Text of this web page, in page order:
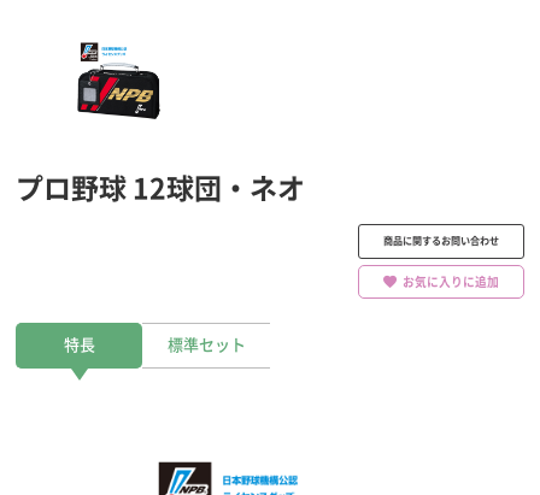
プロ野球 12球団・ネオ
商品に関するお問い合わせ
お気に入りに追加
特長 標準セット